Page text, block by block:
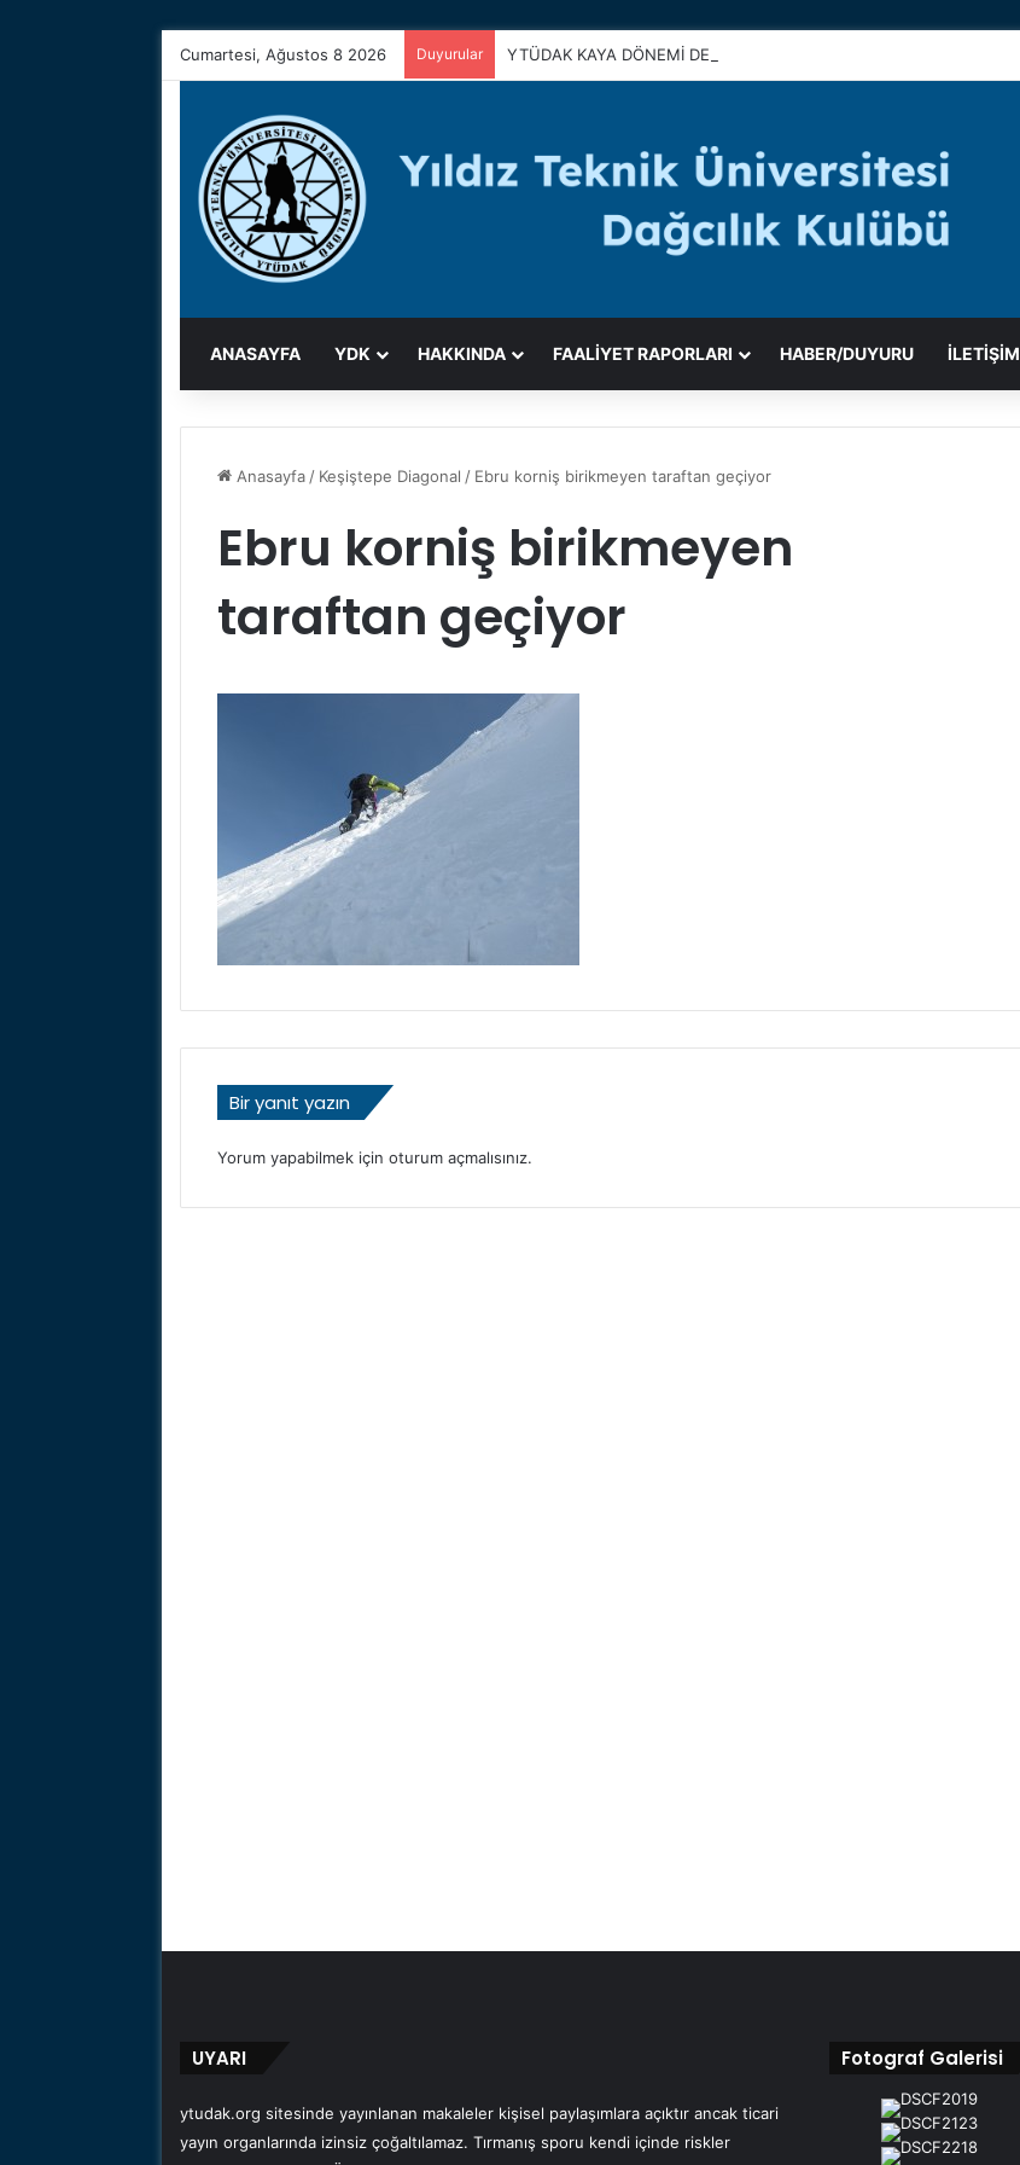
Cumartesi, Ağustos 8 2026 Duyurular YTÜDAK KAYA DÖNEMİ DERSLERİMİZ BAŞLADI
ANASAYFA YDK HAKKINDA FAALIYET RAPORLARI HABER/DUYURU İLETİŞİM
Anasayfa / Keşiştepe Diagonal / Ebru korniş birikmeyen taraftan geçiyor
Ebru korniş birikmeyen
taraftan geçiyor
Bir yanıt yazın
Yorum yapabilmek içinoturum açmalısınız.
UYARI
ytudak.org sitesinde yayınlanan makaleler kişisel paylaşımlara açıktır ancak ticari
yayın organlarında izinsiz çoğaltılamaz. Tırmanış sporu kendi içinde riskler
Fotograf Galerisi